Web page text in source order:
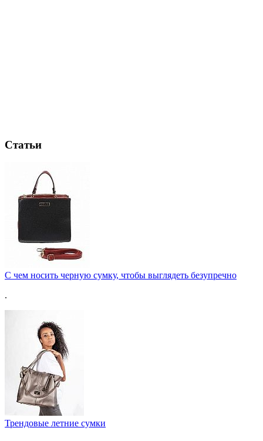
Статьи
С чем носить черную сумку, чтобы выглядеть безупречно
.
Трендовые летние сумки